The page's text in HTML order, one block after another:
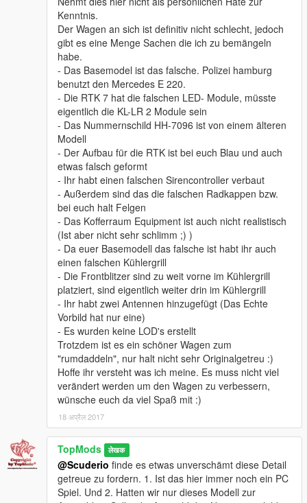
Kenntnis.
Der Wagen an sich ist definitiv nicht schlecht, jedoch
gibt es eine Menge Sachen die ich zu bemängeln
habe.
- Das Basemodel ist das falsche. Polizei hamburg
benutzt den Mercedes E 220.
- Die RTK 7 hat die falschen LED- Module, müsste
eigentlich die KL-LR 2 Module sein
- Das Nummernschild HH-7096 ist von einem älteren
Modell
- Der Aufbau für die RTK ist bei euch Blau und auch
etwas falsch geformt
- Ihr habt einen falschen Sirencontroller verbaut
- Außerdem sind das die falschen Radkappen bzw.
bei euch halt Felgen
- Das Kofferraum Equipment ist auch nicht realistisch
(Ist aber nicht sehr schlimm ;) )
- Da euer Basemodell das falsche ist habt ihr auch
einen falschen Kühlergrill
- Die Frontblitzer sind zu weit vorne im Kühlergrill
platziert, sind eigentlich weiter drin im Kühlergrill
- Ihr habt zwei Antennen hinzugefügt (Das Echte
Vorbild hat nur eine)
- Es wurden keine LOD's erstellt
Trotzdem ist es ein schöner Wagen zum
"rumdaddeln", nur halt nicht sehr Originalgetreu :)
Hoffe ihr versteht was ich meine. Es muss nicht viel
verändert werden um den Wagen zu verbessern,
wünsche euch da viel Spaß mit :)
18 अप्रैल 2017
TopMods लेखक
@Scuderio finde es etwas unverschämt diese Detail
getreue zu fordern. 1. Ist das hier immer noch ein PC
Spiel. Und 2. Hatten wir nur dieses Modell zur